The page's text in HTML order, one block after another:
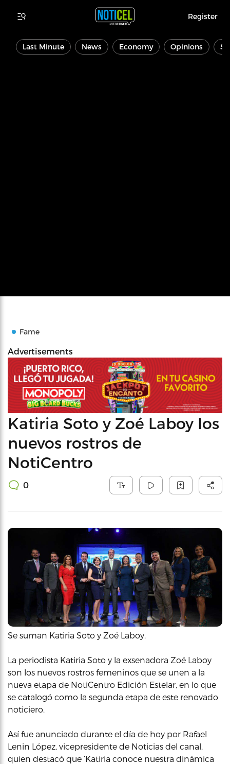
Register
Last Minute News Economy Opinions
Fame
Advertisements
Katiria Soto y Zoé Laboy los
nuevos rostros de
NotiCentro
0
Se suman Katiria Soto y Zoé Laboy.
La periodista Katiria Soto y la exsenadora Zoé Laboy
son los nuevos rostros femeninos que se unen a la
nueva etapa de NotiCentro Edición Estelar, en lo que
se catalogó como la segunda etapa de este renovado
noticiero.
Así fue anunciado durante el día de hoy por Rafael
Lenin López, vicepresidente de Noticias del canal,
quien destacó que ‘Katiria conoce nuestra dinámica